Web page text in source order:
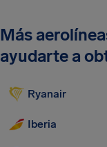
Más
ayudarte a
Ryanair
Iberia